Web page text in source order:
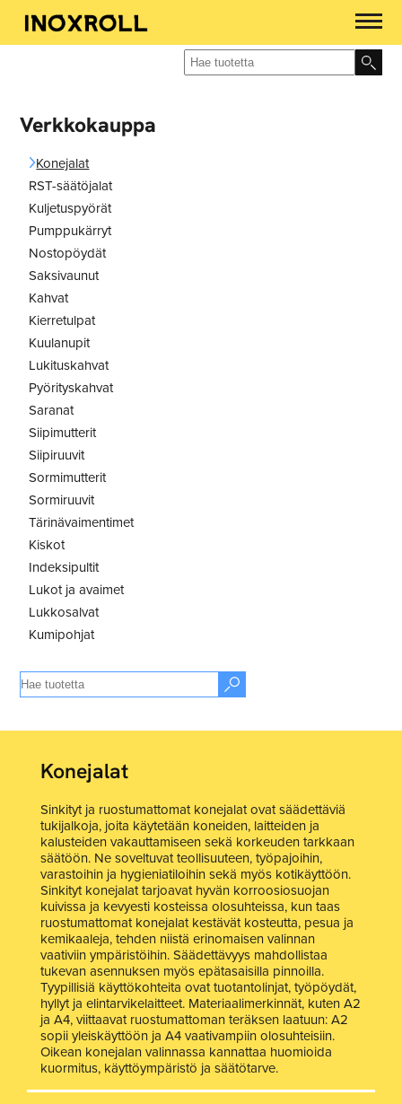
Verkkokauppa
Konejalat
RST-säätöjalat
Kuljetuspyörät
Pumppukärryt
Nostopöydät
Saksivaunut
Kahvat
Kierretulpat
Kuulanupit
Lukituskahvat
Pyörityskahvat
Saranat
Siipimutterit
Siipiruuvit
Sormimutterit
Sormiruuvit
Tärinävaimentimet
Kiskot
Indeksipultit
Lukot ja avaimet
Lukkosalvat
Kumipohjat
Konejalat
Sinkityt ja ruostumattomat konejalat ovat säädettäviä
tukijalkoja, joita käytetään koneiden, laitteiden ja
kalusteiden vakauttamiseen sekä korkeuden tarkkaan
säätöön. Ne soveltuvat teollisuuteen, työpajoihin,
varastoihin ja hygieniatiloihin sekä myös kotikäyttöön.
Sinkityt konejalat tarjoavat hyvän korroosiosuojan
kuivissa ja kevyesti kosteissa olosuhteissa, kun taas
ruostumattomat konejalat kestävät kosteutta, pesua ja
kemikaaleja, tehden niistä erinomaisen valinnan
vaativiin ympäristöihin. Säädettävyys mahdollistaa
tukevan asennuksen myös epätasaisilla pinnoilla.
Tyypillisiä käyttökohteita ovat tuotantolinjat, työpöydät,
hyllyt ja elintarvikelaitteet. Materiaalimerkinnät, kuten A2
ja A4, viittaavat ruostumattoman teräksen laatuun: A2
sopii yleiskäyttöön ja A4 vaativampiin olosuhteisiin.
Oikean konejalan valinnassa kannattaa huomioida
kuormitus, käyttöympäristö ja säätötarve.